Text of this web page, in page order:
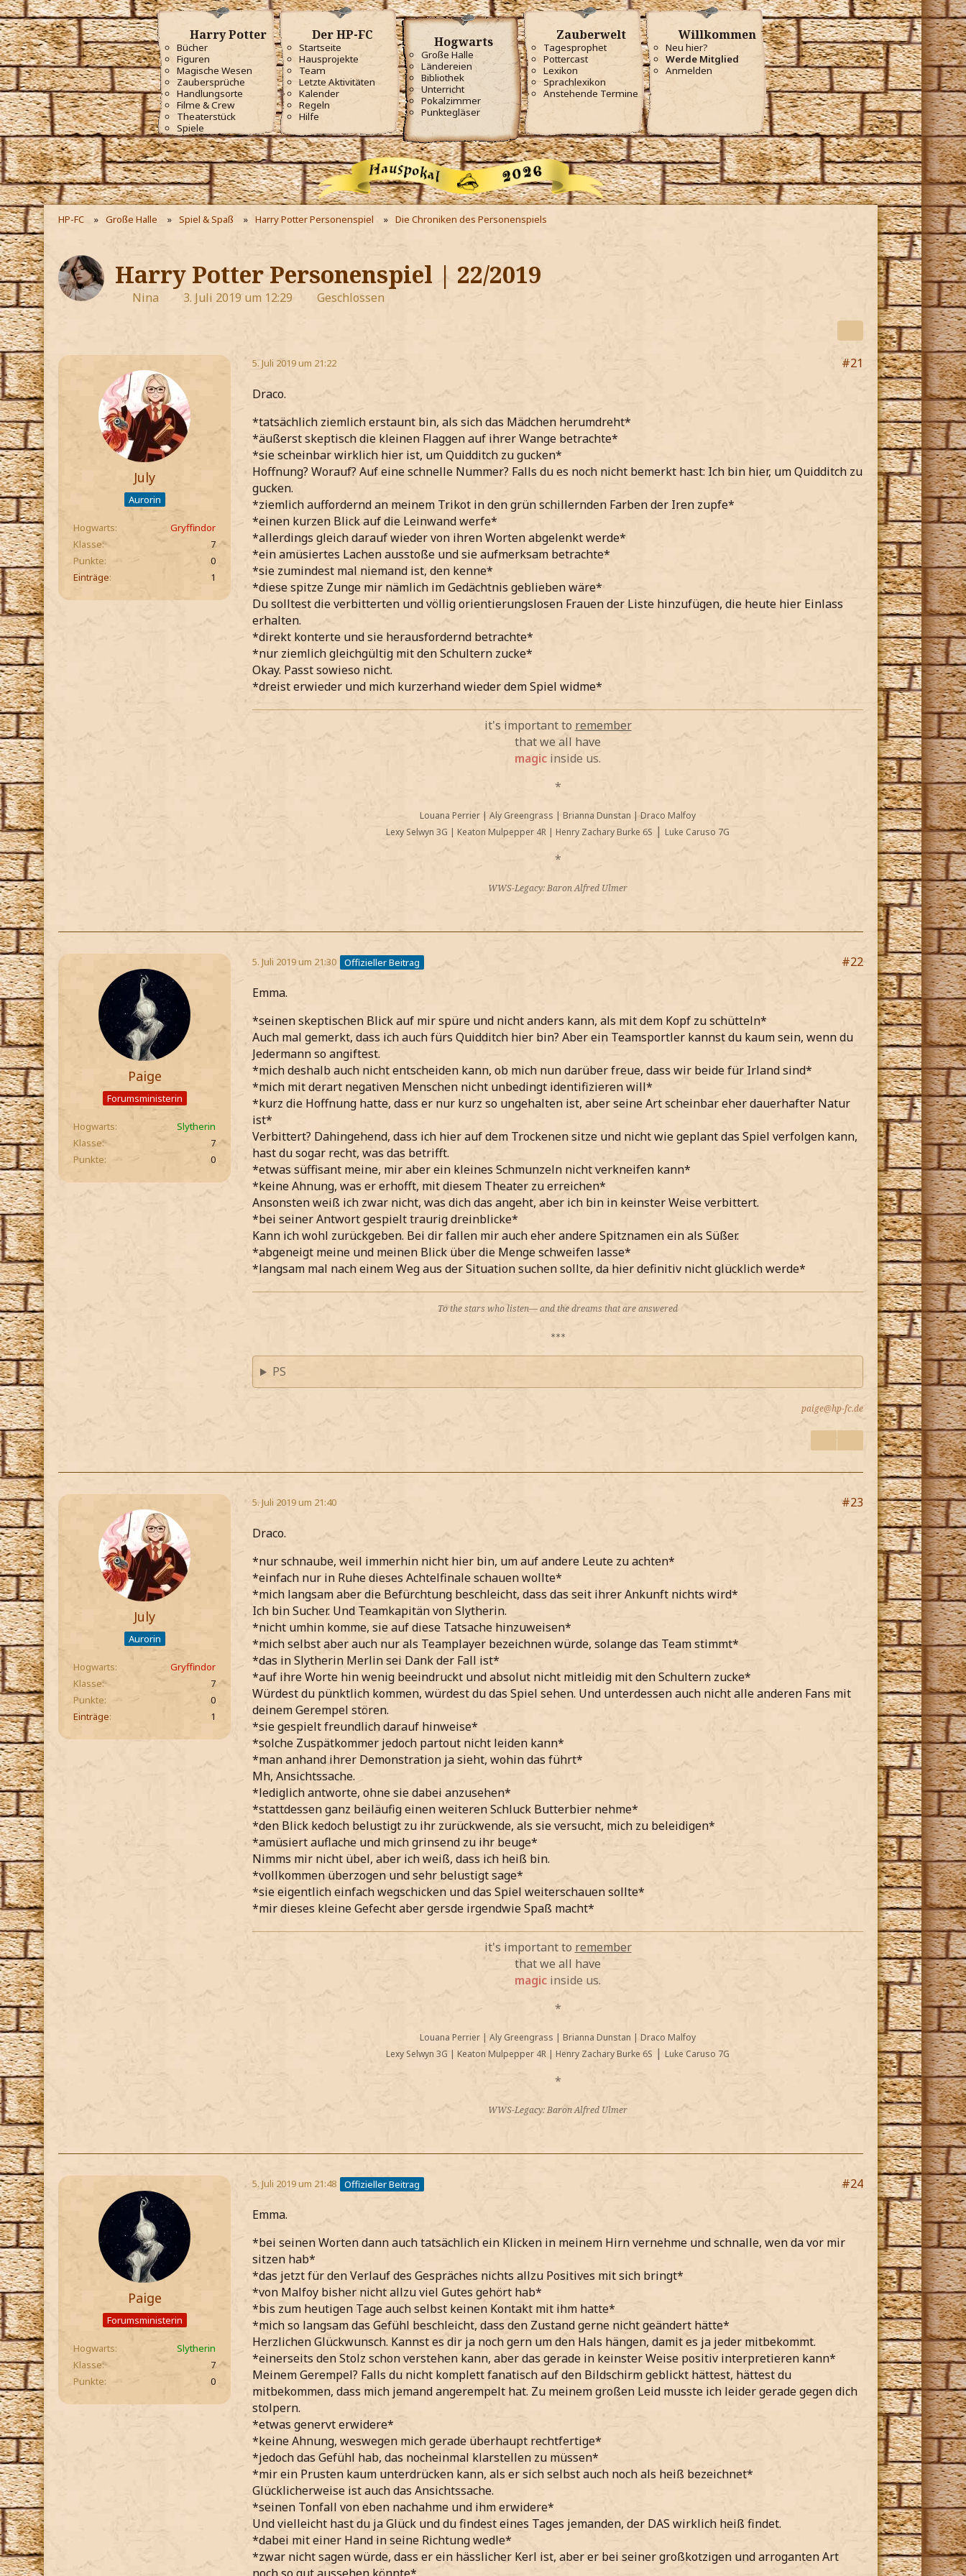
Harry Potter
Bücher
Figuren
Magische Wesen
Zaubersprüche
Handlungsorte
Filme & Crew
Theaterstück
Spiele
Der HP-FC
Startseite
Hausprojekte
Team
Letzte Aktivitäten
Kalender
Regeln
Hilfe
Hogwarts
Große Halle
Ländereien
Bibliothek
Unterricht
Pokalzimmer
Punktegläser
Zauberwelt
Tagesprophet
Pottercast
Lexikon
Sprachlexikon
Anstehende Termine
Willkommen
Neu hier?
Werde Mitglied
Anmelden
HP-FC Große Halle Spiel & Spaß Harry Potter Personenspiel Die Chroniken des Personenspiels
Harry Potter Personenspiel | 22/2019
Nina 3. Juli 2019 um 12:29 Geschlossen
July
Aurorin
Hogwarts
Gryffindor
Klasse
7
Punkte
0
Einträge
1
5. Juli 2019 um 21:22
#21
Draco.
*tatsächlich ziemlich erstaunt bin, als sich das Mädchen herumdreht*
*äußerst skeptisch die kleinen Flaggen auf ihrer Wange betrachte*
*sie scheinbar wirklich hier ist, um Quidditch zu gucken*
Hoffnung? Worauf? Auf eine schnelle Nummer? Falls du es noch nicht bemerkt hast: Ich bin hier, um Quidditch zu
gucken.
*ziemlich auffordernd an meinem Trikot in den grün schillernden Farben der Iren zupfe*
*einen kurzen Blick auf die Leinwand werfe*
*allerdings gleich darauf wieder von ihren Worten abgelenkt werde*
*ein amüsiertes Lachen ausstoße und sie aufmerksam betrachte*
*sie zumindest mal niemand ist, den kenne*
*diese spitze Zunge mir nämlich im Gedächtnis geblieben wäre*
Du solltest die verbitterten und völlig orientierungslosen Frauen der Liste hinzufügen, die heute hier Einlass
erhalten.
*direkt konterte und sie herausfordernd betrachte*
*nur ziemlich gleichgültig mit den Schultern zucke*
Okay. Passt sowieso nicht.
*dreist erwieder und mich kurzerhand wieder dem Spiel widme*
it's important to remember
that we all have
magic inside us.
*
Louana Perrier | Aly Greengrass | Brianna Dunstan |Draco Malfoy
Lexy Selwyn 3G | Keaton Mulpepper 4R | Henry Zachary Burke 6S | Luke Caruso 7G
*
WWS-Legacy: Baron Alfred Ulmer
Paige
Forumsministerin
Hogwarts
Slytherin
Klasse
7
Punkte
0
5. Juli 2019 um 21:30 Offizieller Beitrag
#22
Emma.
*seinen skeptischen Blick auf mir spüre und nicht anders kann, als mit dem Kopf zu schütteln*
Auch mal gemerkt, dass ich auch fürs Quidditch hier bin? Aber ein Teamsportler kannst du kaum sein, wenn du
Jedermann so angiftest.
*mich deshalb auch nicht entscheiden kann, ob mich nun darüber freue, dass wir beide für Irland sind*
*mich mit derart negativen Menschen nicht unbedingt identifizieren will*
*kurz die Hoffnung hatte, dass er nur kurz so ungehalten ist, aber seine Art scheinbar eher dauerhafter Natur
ist*
Verbittert? Dahingehend, dass ich hier auf dem Trockenen sitze und nicht wie geplant das Spiel verfolgen kann,
hast du sogar recht, was das betrifft.
*etwas süffisant meine, mir aber ein kleines Schmunzeln nicht verkneifen kann*
*keine Ahnung, was er erhofft, mit diesem Theater zu erreichen*
Ansonsten weiß ich zwar nicht, was dich das angeht, aber ich bin in keinster Weise verbittert.
*bei seiner Antwort gespielt traurig dreinblicke*
Kann ich wohl zurückgeben. Bei dir fallen mir auch eher andere Spitznamen ein als Süßer.
*abgeneigt meine und meinen Blick über die Menge schweifen lasse*
*langsam mal nach einem Weg aus der Situation suchen sollte, da hier definitiv nicht glücklich werde*
To the stars who listen— and the dreams that are answered
***
PS
paige@hp-fc.de
July
Aurorin
Hogwarts
Gryffindor
Klasse
7
Punkte
0
Einträge
1
5. Juli 2019 um 21:40
#23
Draco.
*nur schnaube, weil immerhin nicht hier bin, um auf andere Leute zu achten*
*einfach nur in Ruhe dieses Achtelfinale schauen wollte*
*mich langsam aber die Befürchtung beschleicht, dass das seit ihrer Ankunft nichts wird*
Ich bin Sucher. Und Teamkapitän von Slytherin.
*nicht umhin komme, sie auf diese Tatsache hinzuweisen*
*mich selbst aber auch nur als Teamplayer bezeichnen würde, solange das Team stimmt*
*das in Slytherin Merlin sei Dank der Fall ist*
*auf ihre Worte hin wenig beeindruckt und absolut nicht mitleidig mit den Schultern zucke*
Würdest du pünktlich kommen, würdest du das Spiel sehen. Und unterdessen auch nicht alle anderen Fans mit
deinem Gerempel stören.
*sie gespielt freundlich darauf hinweise*
*solche Zuspätkommer jedoch partout nicht leiden kann*
*man anhand ihrer Demonstration ja sieht, wohin das führt*
Mh, Ansichtssache.
*lediglich antworte, ohne sie dabei anzusehen*
*stattdessen ganz beiläufig einen weiteren Schluck Butterbier nehme*
*den Blick kedoch belustigt zu ihr zurückwende, als sie versucht, mich zu beleidigen*
*amüsiert auflache und mich grinsend zu ihr beuge*
Nimms mir nicht übel, aber ich weiß, dass ich heiß bin.
*vollkommen überzogen und sehr belustigt sage*
*sie eigentlich einfach wegschicken und das Spiel weiterschauen sollte*
*mir dieses kleine Gefecht aber gersde irgendwie Spaß macht*
it's important to remember
that we all have
magic inside us.
*
Louana Perrier | Aly Greengrass | Brianna Dunstan | Draco Malfoy
Lexy Selwyn 3G | Keaton Mulpepper 4R | Henry Zachary Burke 6S | Luke Caruso 7G
*
WWS-Legacy: Baron Alfred Ulmer
Paige
Forumsministerin
Hogwarts
Slytherin
Klasse
7
Punkte
0
5. Juli 2019 um 21:48 Offizieller Beitrag
#24
Emma.
*bei seinen Worten dann auch tatsächlich ein Klicken in meinem Hirn vernehme und schnalle, wen da vor mir
sitzen hab*
*das jetzt für den Verlauf des Gespräches nichts allzu Positives mit sich bringt*
*von Malfoy bisher nicht allzu viel Gutes gehört hab*
*bis zum heutigen Tage auch selbst keinen Kontakt mit ihm hatte*
*mich so langsam das Gefühl beschleicht, dass den Zustand gerne nicht geändert hätte*
Herzlichen Glückwunsch. Kannst es dir ja noch gern um den Hals hängen, damit es ja jeder mitbekommt.
*einerseits den Stolz schon verstehen kann, aber das gerade in keinster Weise positiv interpretieren kann*
Meinem Gerempel? Falls du nicht komplett fanatisch auf den Bildschirm geblickt hättest, hättest du
mitbekommen, dass mich jemand angerempelt hat. Zu meinem großen Leid musste ich leider gerade gegen dich
stolpern.
*etwas genervt erwidere*
*keine Ahnung, weswegen mich gerade überhaupt rechtfertige*
*jedoch das Gefühl hab, das nocheinmal klarstellen zu müssen*
*mir ein Prusten kaum unterdrücken kann, als er sich selbst auch noch als heiß bezeichnet*
Glücklicherweise ist auch das Ansichtssache.
*seinen Tonfall von eben nachahme und ihm erwidere*
Und vielleicht hast du ja Glück und du findest eines Tages jemanden, der DAS wirklich heiß findet.
*dabei mit einer Hand in seine Richtung wedle*
*zwar nicht sagen würde, dass er ein hässlicher Kerl ist, aber er bei seiner großkotzigen und arroganten Art